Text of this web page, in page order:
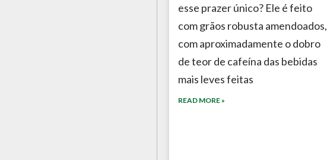
esse prazer único? Ele é feito
com grãos robusta amendoados,
com aproximadamente o dobro
de teor de cafeína das bebidas
mais leves feitas
READ MORE »